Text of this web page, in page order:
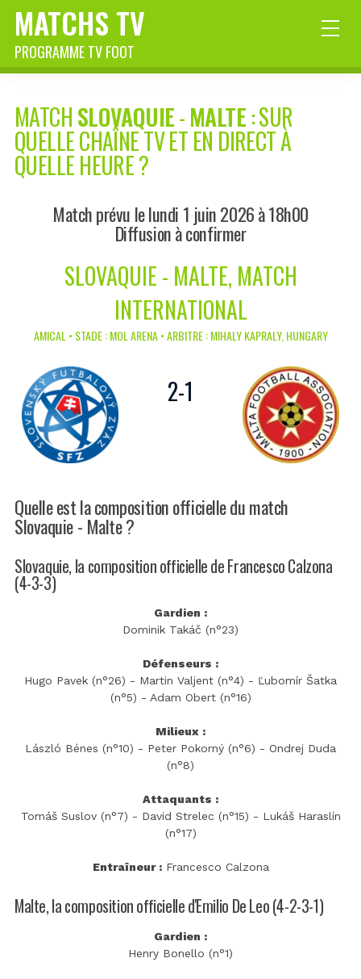
MATCHS TV
PROGRAMME TV FOOT
MATCHSLOVAQUIE-MALTE: SUR
QUELLE CHAÎNE TV ET EN DIRECT À
QUELLE HEURE ?
Match prévu le lundi 1 juin 2026 à 18h00
Diffusion à confirmer
SLOVAQUIE - MALTE, MATCH
INTERNATIONAL
AMICAL • STADE : MOL ARENA • ARBITRE : MIHALY KAPRALY, HUNGARY
2-1
Quelle est la composition officielle du match
Slovaquie - Malte ?
Slovaquie, la composition officielle de Francesco Calzona
(4-3-3)
Gardien :
Dominik Takáč (n°23)
Défenseurs :
Hugo Pavek (n°26) - Martin Valjent (n°4) - Ľubomír Šatka
(n°5) - Adam Obert (n°16)
Milieux :
László Bénes (n°10) - Peter Pokorný (n°6) - Ondrej Duda
(n°8)
Attaquants :
Tomáš Suslov (n°7) - David Strelec (n°15) - Lukáš Haraslín
(n°17)
Entraîneur :Francesco Calzona
Malte, la composition officielle d'Emilio De Leo (4-2-3-1)
Gardien :
Henry Bonello (n°1)